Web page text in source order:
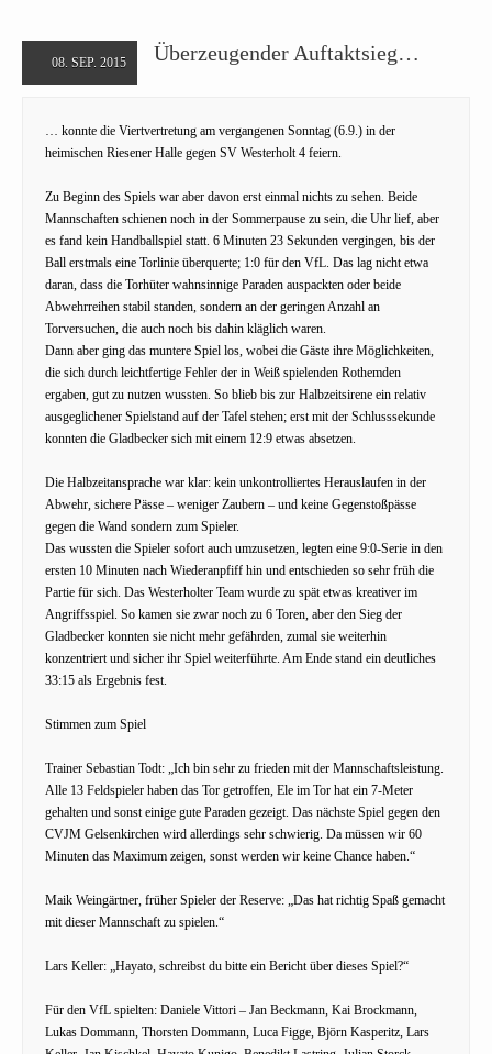
08. SEP. 2015 Überzeugender Auftaktsieg…
… konnte die Viertvertretung am vergangenen Sonntag (6.9.) in der
heimischen Riesener Halle gegen SV Westerholt 4 feiern.
Zu Beginn des Spiels war aber davon erst einmal nichts zu sehen. Beide
Mannschaften schienen noch in der Sommerpause zu sein, die Uhr lief, aber
es fand kein Handballspiel statt. 6 Minuten 23 Sekunden vergingen, bis der
Ball erstmals eine Torlinie überquerte; 1:0 für den VfL. Das lag nicht etwa
daran, dass die Torhüter wahnsinnige Paraden auspackten oder beide
Abwehrreihen stabil standen, sondern an der geringen Anzahl an
Torversuchen, die auch noch bis dahin kläglich waren.
Dann aber ging das muntere Spiel los, wobei die Gäste ihre Möglichkeiten,
die sich durch leichtfertige Fehler der in Weiß spielenden Rothemden
ergaben, gut zu nutzen wussten. So blieb bis zur Halbzeitsirene ein relativ
ausgeglichener Spielstand auf der Tafel stehen; erst mit der Schlusssekunde
konnten die Gladbecker sich mit einem 12:9 etwas absetzen.
Die Halbzeitansprache war klar: kein unkontrolliertes Herauslaufen in der
Abwehr, sichere Pässe – weniger Zaubern – und keine Gegenstoßpässe
gegen die Wand sondern zum Spieler.
Das wussten die Spieler sofort auch umzusetzen, legten eine 9:0-Serie in den
ersten 10 Minuten nach Wiederanpfiff hin und entschieden so sehr früh die
Partie für sich. Das Westerholter Team wurde zu spät etwas kreativer im
Angriffsspiel. So kamen sie zwar noch zu 6 Toren, aber den Sieg der
Gladbecker konnten sie nicht mehr gefährden, zumal sie weiterhin
konzentriert und sicher ihr Spiel weiterführte. Am Ende stand ein deutliches
33:15 als Ergebnis fest.
Stimmen zum Spiel
Trainer Sebastian Todt: „Ich bin sehr zu frieden mit der Mannschaftsleistung.
Alle 13 Feldspieler haben das Tor getroffen, Ele im Tor hat ein 7-Meter
gehalten und sonst einige gute Paraden gezeigt. Das nächste Spiel gegen den
CVJM Gelsenkirchen wird allerdings sehr schwierig. Da müssen wir 60
Minuten das Maximum zeigen, sonst werden wir keine Chance haben.“
Maik Weingärtner, früher Spieler der Reserve: „Das hat richtig Spaß gemacht
mit dieser Mannschaft zu spielen.“
Lars Keller: „Hayato, schreibst du bitte ein Bericht über dieses Spiel?“
Für den VfL spielten: Daniele Vittori – Jan Beckmann, Kai Brockmann,
Lukas Dommann, Thorsten Dommann, Luca Figge, Björn Kasperitz, Lars